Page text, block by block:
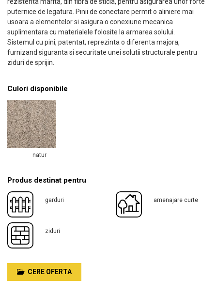
rezistenta marita, din fibra de sticla, pentru asigurarea unor forte
puternice de legatura. Pinii de conectare permit o aliniere mai
usoara a elementelor si asigura o conexiune mecanica
suplimentara cu materialele folosite la armarea solului.
Sistemul cu pini, patentat, reprezinta o diferenta majora,
furnizand siguranta si securitate unei solutii structurale pentru
ziduri de sprijin.
Culori disponibile
natur
Produs destinat pentru
garduri amenajare curte
ziduri
CERE OFERTA